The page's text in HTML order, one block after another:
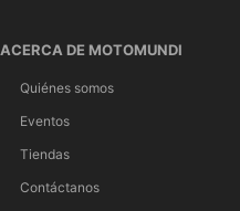
ACERCA DE MOTOMUNDI
Quiénes somos
Eventos
Tiendas
Contáctanos